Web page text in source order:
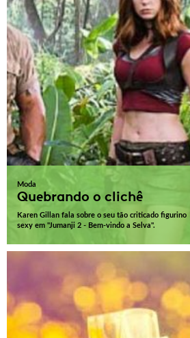
Moda
Quebrando o clichê
Karen Gillan fala sobre o seu tão criticado figurino
sexy em "Jumanji 2 - Bem-vindo a Selva".